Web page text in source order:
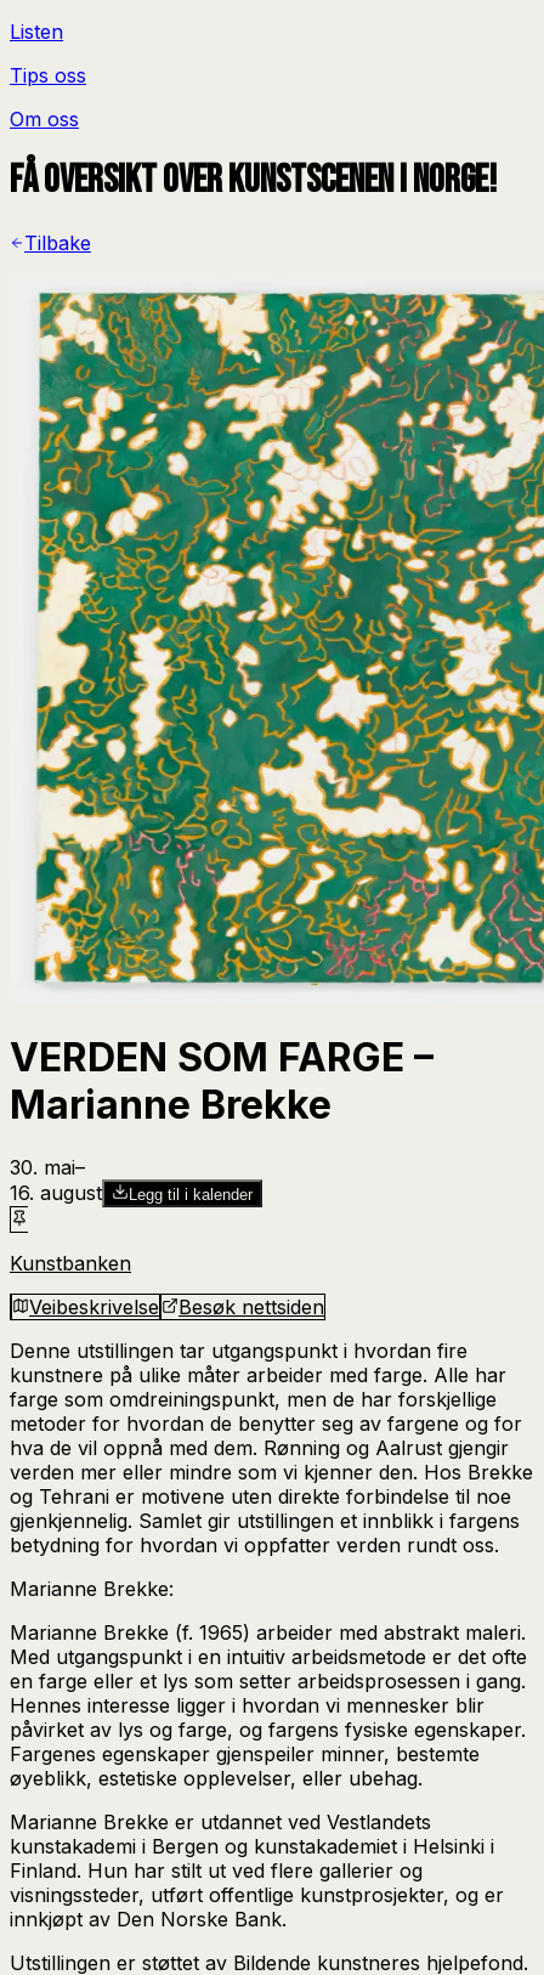
Listen
Tips oss
Om oss
Få oversikt over kunstscenen i Norge!
Tilbake
VERDEN SOM FARGE –
Marianne Brekke
30. mai–​
16. august
Legg til i kalender
Kunstbanken
Veibeskrivelse
Besøk nettsiden
Denne utstillingen tar utgangspunkt i hvordan fire
kunstnere på ulike måter arbeider med farge. Alle har
farge som omdreiningspunkt, men de har forskjellige
metoder for hvordan de benytter seg av fargene og for
hva de vil oppnå med dem. Rønning og Aalrust gjengir
verden mer eller mindre som vi kjenner den. Hos Brekke
og Tehrani er motivene uten direkte forbindelse til noe
gjenkjennelig. Samlet gir utstillingen et innblikk i fargens
betydning for hvordan vi oppfatter verden rundt oss.
Marianne Brekke:
Marianne Brekke (f. 1965) arbeider med abstrakt maleri.
Med utgangspunkt i en intuitiv arbeidsmetode er det ofte
en farge eller et lys som setter arbeidsprosessen i gang.
Hennes interesse ligger i hvordan vi mennesker blir
påvirket av lys og farge, og fargens fysiske egenskaper.
Fargenes egenskaper gjenspeiler minner, bestemte
øyeblikk, estetiske opplevelser, eller ubehag.
Marianne Brekke er utdannet ved Vestlandets
kunstakademi i Bergen og kunstakademiet i Helsinki i
Finland. Hun har stilt ut ved flere gallerier og
visningssteder, utført offentlige kunstprosjekter, og er
innkjøpt av Den Norske Bank.
Utstillingen er støttet av Bildende kunstneres hjelpefond.